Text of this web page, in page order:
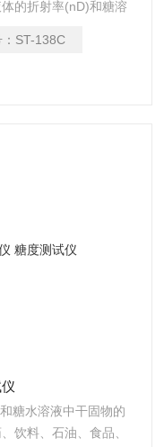
的折射率(nD)和糖溶
ST-138C
糖水溶液中干固物的
饮料、石油、食品、